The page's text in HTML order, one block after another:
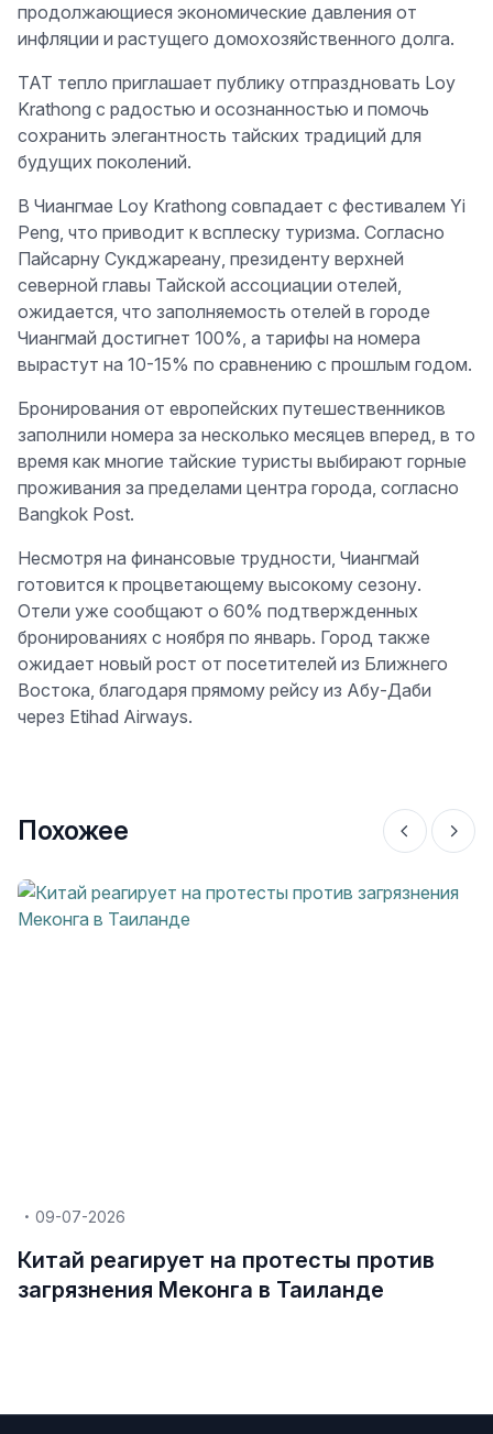
продолжающиеся экономические давления от
инфляции и растущего домохозяйственного долга.
TAT тепло приглашает публику отпраздновать Loy
Krathong с радостью и осознанностью и помочь
сохранить элегантность тайских традиций для
будущих поколений.
В Чиангмае Loy Krathong совпадает с фестивалем Yi
Peng, что приводит к всплеску туризма. Согласно
Пайсарну Сукджареану, президенту верхней
северной главы Тайской ассоциации отелей,
ожидается, что заполняемость отелей в городе
Чиангмай достигнет 100%, а тарифы на номера
вырастут на 10-15% по сравнению с прошлым годом.
Бронирования от европейских путешественников
заполнили номера за несколько месяцев вперед, в то
время как многие тайские туристы выбирают горные
проживания за пределами центра города, согласно
Bangkok Post.
Несмотря на финансовые трудности, Чиангмай
готовится к процветающему высокому сезону.
Отели уже сообщают о 60% подтвержденных
бронированиях с ноября по январь. Город также
ожидает новый рост от посетителей из Ближнего
Востока, благодаря прямому рейсу из Абу-Даби
через Etihad Airways.
Похожее
09-07-2026
Китай реагирует на протесты против
загрязнения Меконга в Таиланде